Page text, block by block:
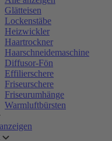
Glätteisen
Lockenstäbe
Heizwickler
Haartrockner
Haarschneidemaschine
Diffusor-Fön
Effilierschere
Friseurschere
Friseurumhänge
Warmluftbürsten